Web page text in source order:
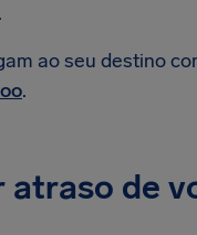
ao seu destino
.
atraso de